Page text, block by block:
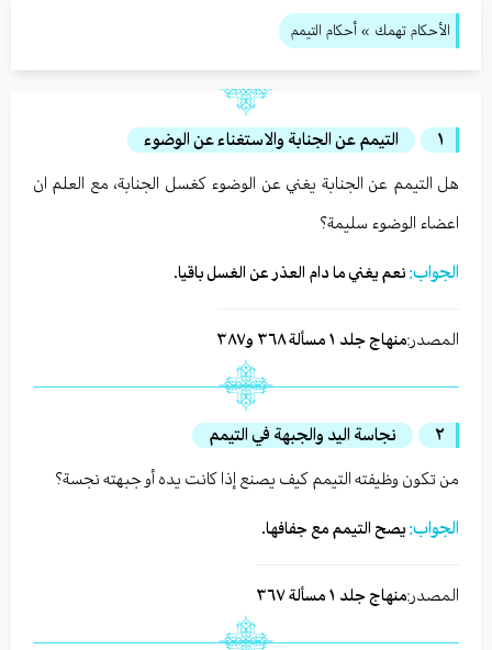
الأحكام تهمك » أحكام التيمم
١
التيمم عن الجنابة والاستغناء عن الوضوء
هل التيمم عن الجنابة يغني عن الوضوء كغسل الجنابة، مع العلم ان
اعضاء الوضوء سليمة؟
الجواب: نعم يغني ما دام العذر عن الغسل باقيا.
المصدر:منهاج جلد ١ مسألة ٣٦٨ و٣٨٧
٢
نجاسة اليد والجبهة في التيمم
من تكون وظيفته التيمم كيف يصنع إذا كانت يده أو جبهته نجسة؟
الجواب: يصح التيمم مع جفافها.
المصدر:منهاج جلد ١ مسألة ٣٦٧